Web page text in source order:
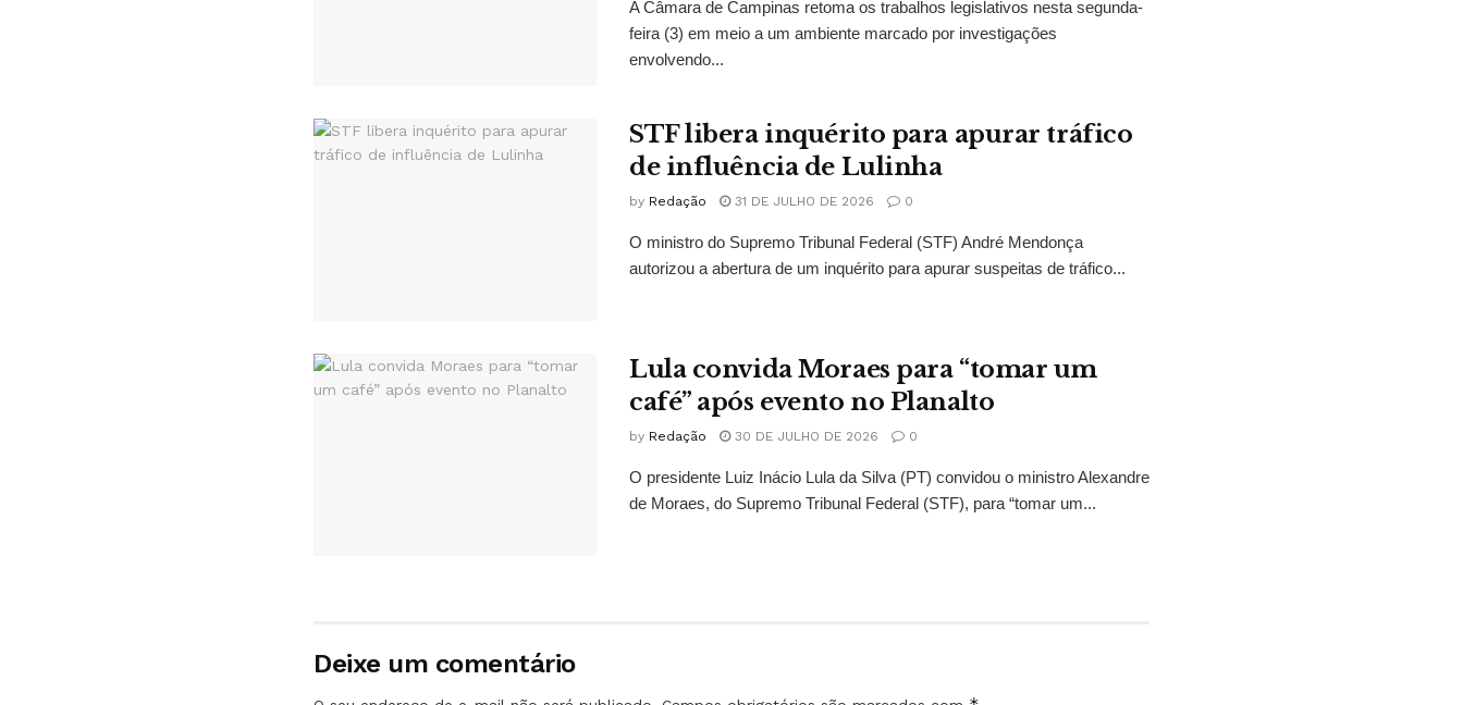
A Câmara de Campinas retoma os trabalhos legislativos nesta segunda-
feira (3) em meio a um ambiente marcado por investigações
envolvendo...
STF libera inquérito para apurar tráfico
de influência de Lulinha
by Redação 31 DE JULHO DE 2026 0
O ministro do Supremo Tribunal Federal (STF) André Mendonça
autorizou a abertura de um inquérito para apurar suspeitas de tráfico...
Lula convida Moraes para “tomar um
café” após evento no Planalto
by Redação 30 DE JULHO DE 2026 0
O presidente Luiz Inácio Lula da Silva (PT) convidou o ministro Alexandre
de Moraes, do Supremo Tribunal Federal (STF), para “tomar um...
Deixe um comentário